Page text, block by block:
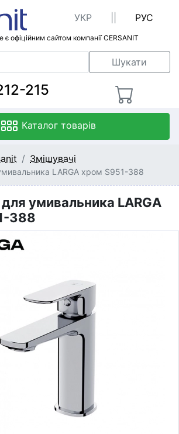
є офіційним сайтом компанії CERSANIT
УКР РУС
Шукати
215
Каталог товарів
Змішувачі
LARGA хром S951-388
умивальника LARGA
388